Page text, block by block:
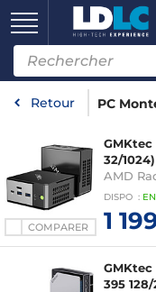
Retour PC
COMPARER
GMKtec
32/1024)
AMD
11
DISPO : EN
1
GMKtec
395